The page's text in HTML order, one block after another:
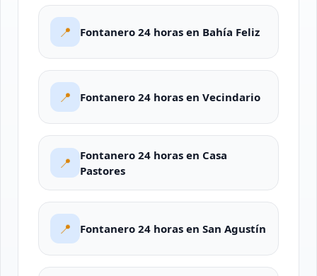
📍 Fontanero 24 horas en Bahía Feliz
📍 Fontanero 24 horas en Vecindario
📍
Fontanero 24 horas en Casa
Pastores
📍 Fontanero 24 horas en San Agustín